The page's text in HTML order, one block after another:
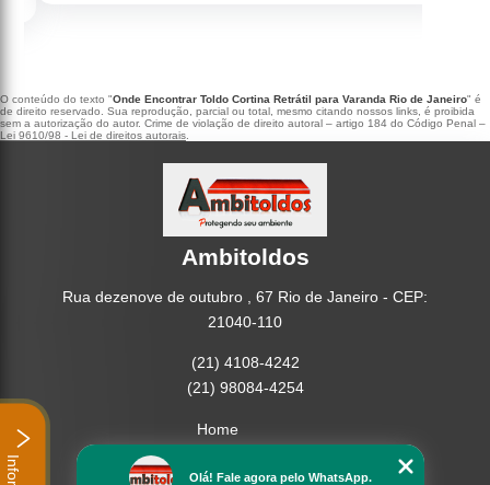
O conteúdo do texto "Onde Encontrar Toldo Cortina Retrátil para Varanda Rio de Janeiro" é
de direito reservado. Sua reprodução, parcial ou total, mesmo citando nossos links, é proibida
sem a autorização do autor. Crime de violação de direito autoral – artigo 184 do Código Penal –
Lei 9610/98 - Lei de direitos autorais
Ambitoldos
Rua dezenove de outubro , 67 Rio de Janeiro - CEP:
21040-110
(21) 4108-4242
(21) 98084-4254
Home
Missão
Olá! Fale agora pelo WhatsApp.